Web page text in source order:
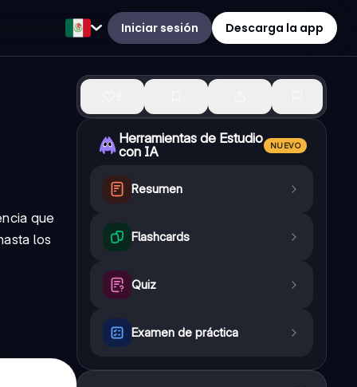
Iniciar sesión Descarga la app
que
los
Herramientas de Estudio
con IA
NUEVO
Resumen
Flashcards
Quiz
Examen de práctica